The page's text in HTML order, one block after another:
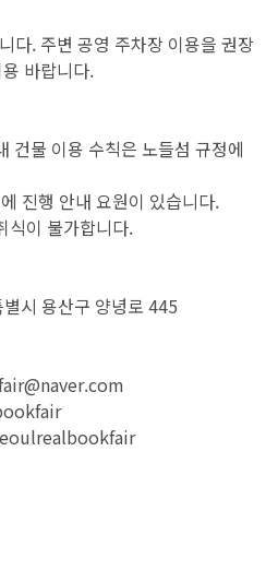
다. 주변 공영 주차장 이용을 권장
바랍니다.
건물 이용 수칙은 노들섬 규정에
진행 안내 요원이 있습니다.
식이 불가합니다.
시 용산구 양녕로 445